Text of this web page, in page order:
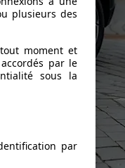
plusieurs des
moment et
par le
sous la
par